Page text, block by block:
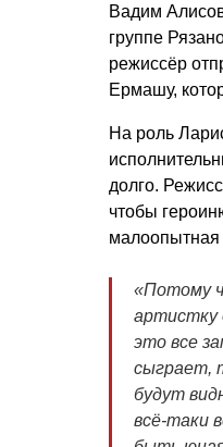
Вадим
группе
режиссёр
Ермашу,
На роль
долго.
чтобы
малоопытная
«Потому
артистку
это все
сыграет,
будут
всё-таки